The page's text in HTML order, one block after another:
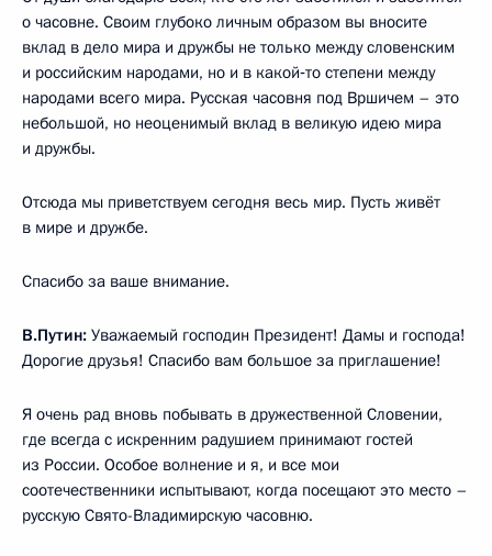
о часовне. Своим глубоко личным образом вы вносите
вклад в дело мира и дружбы не только между словенским
и российским народами, но и в какой‑то степени между
народами всего мира. Русская часовня под Вршичем – это
небольшой, но неоценимый вклад в великую идею мира
и дружбы.
Отсюда мы приветствуем сегодня весь мир. Пусть живёт
в мире и дружбе.
Спасибо за ваше внимание.
В.Путин: Уважаемый господин Президент! Дамы и господа!
Дорогие друзья! Спасибо вам большое за приглашение!
Я очень рад вновь побывать в дружественной Словении,
где всегда с искренним радушием принимают гостей
из России. Особое волнение и я, и все мои
соотечественники испытывают, когда посещают это место –
русскую Свято-Владимирскую часовню.